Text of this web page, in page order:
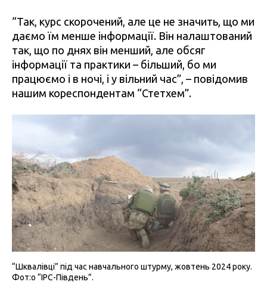
“Так, курс скорочений, але це не значить, що ми
даємо їм менше інформації. Він налаштований
так, що по днях він менший, але обсяг
інформації та практики – більший, бо ми
працюємо і в ночі, і у вільний час”, – повідомив
нашим кореспондентам “Стетхем”.
“Шквалівці” під час навчального штурму, жовтень 2024 року.
Фот:о “IPC-Південь”.